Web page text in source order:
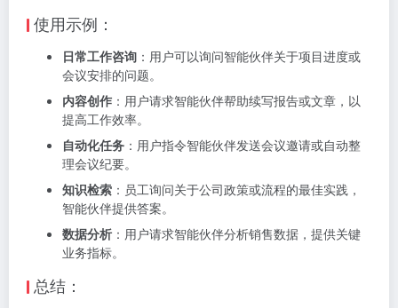
使用示例：
日常工作咨询 ：用户可以询问智能伙伴关于项目进度或
会议安排的问题。
内容创作 ：用户请求智能伙伴帮助续写报告或文章，以
提高工作效率。
自动化任务 ：用户指令智能伙伴发送会议邀请或自动整
理会议纪要。
知识检索 ：员工询问关于公司政策或流程的最佳实践，
智能伙伴提供答案。
数据分析 ：用户请求智能伙伴分析销售数据，提供关键
业务指标。
总结：